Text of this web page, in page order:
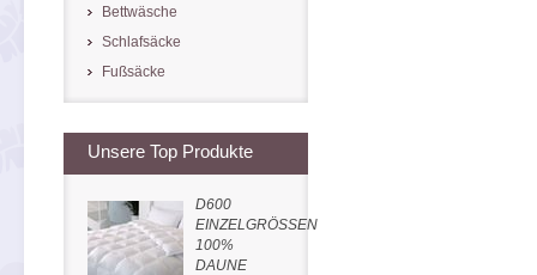
Bettwäsche
Schlafsäcke
Fußsäcke
Unsere Top Produkte
D600
EINZELGRÖSSEN
100%
DAUNE